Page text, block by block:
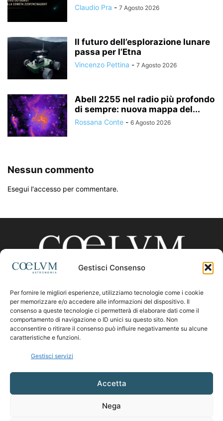
Gestisci Consenso
Per fornire le migliori esperienze, utilizziamo tecnologie come i cookie
per memorizzare e/o accedere alle informazioni del dispositivo. Il
consenso a queste tecnologie ci permetterà di elaborare dati come il
comportamento di navigazione o ID unici su questo sito. Non
acconsentire o ritirare il consenso può influire negativamente su alcune
caratteristiche e funzioni.
Gestisci servizi
Accetta
Nega
Claudio Pra - 7 Agosto 2026
Il futuro dell’esplorazione lunare
passa per l’Etna
Vincenzo Pettina - 7 Agosto 2026
Abell 2255 nel radio più profondo
di sempre: nuova mappa del...
Rossana Conte - 6 Agosto 2026
Nessun commento
Esegui l'accesso per commentare.
CHI SIAMO
Contattaci:coelumastro@coelum.com